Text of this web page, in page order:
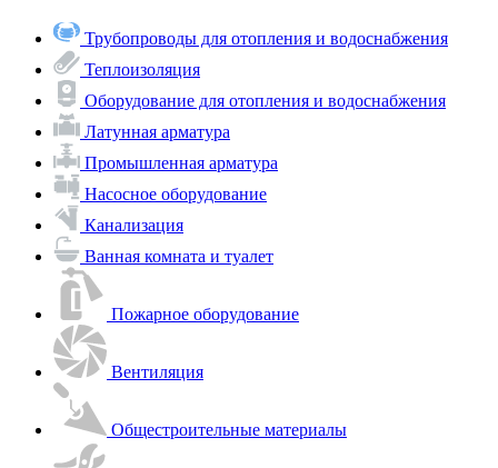
Трубопроводы для отопления и водоснабжения
Теплоизоляция
Оборудование для отопления и водоснабжения
Латунная арматура
Промышленная арматура
Насосное оборудование
Канализация
Ванная комната и туалет
Пожарное оборудование
Вентиляция
Общестроительные материалы